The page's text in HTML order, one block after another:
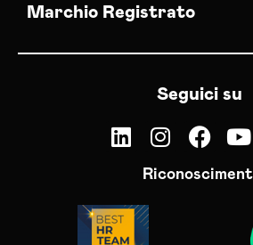
Marchio Registrato
Seguici su